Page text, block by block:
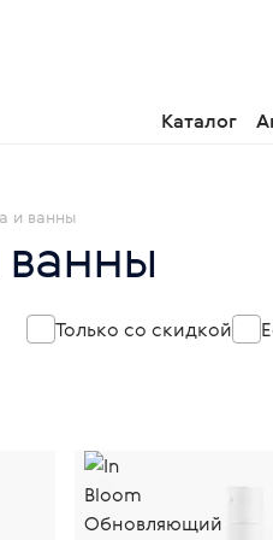
Каталог
и ванны
Только со скидкой